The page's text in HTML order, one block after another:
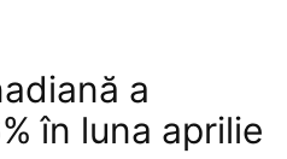
a
în luna aprilie